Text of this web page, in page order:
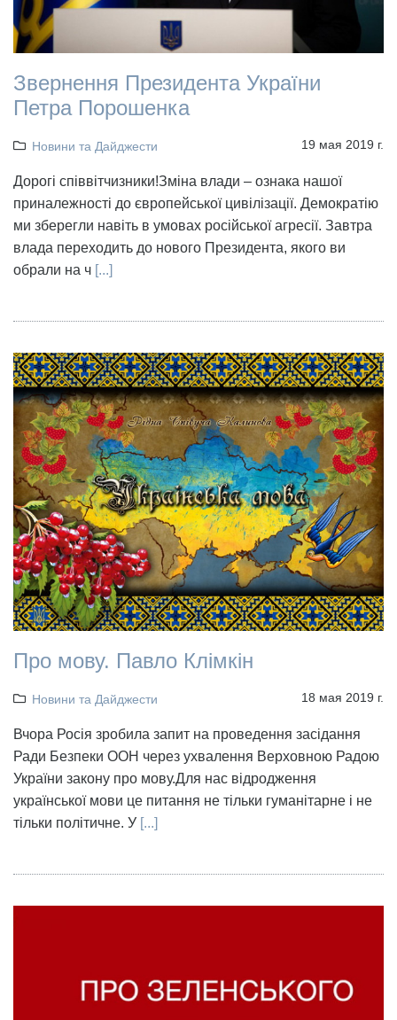
Звернення Президента України
Петра Порошенка
Новини та Дайджести 19 мая 2019 г.
Дорогі співвітчизники!Зміна влади – ознака нашої
приналежності до європейської цивілізації. Демократію
ми зберегли навіть в умовах російської агресії. Завтра
влада переходить до нового Президента, якого ви
обрали на ч [...]
Про мову. Павло Клімкін
Новини та Дайджести 18 мая 2019 г.
Вчора Росія зробила запит на проведення засідання
Ради Безпеки ООН через ухвалення Верховною Радою
України закону про мову.Для нас відродження
української мови це питання не тільки гуманітарне і не
тільки політичне. У [...]